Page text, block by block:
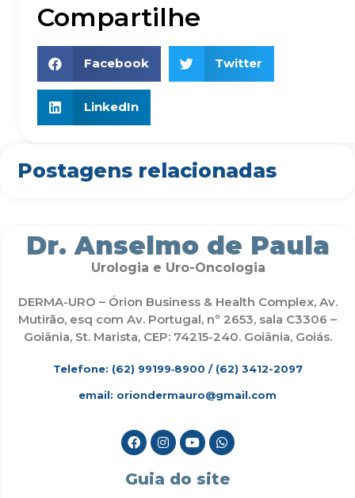
Compartilhe
Facebook Twitter
LinkedIn
Postagens relacionadas
Dr. Anselmo de Paula
Urologia e Uro-Oncologia
DERMA-URO – Órion Business & Health Complex, Av.
Mutirão, esq com Av. Portugal, nº 2653, sala C3306 –
Goiânia, St. Marista, CEP: 74215-240. Goiânia, Goiás.
Telefone: (62) 99199‑8900 / (62) 3412-2097
email: oriondermauro@gmail.com
Guia do site